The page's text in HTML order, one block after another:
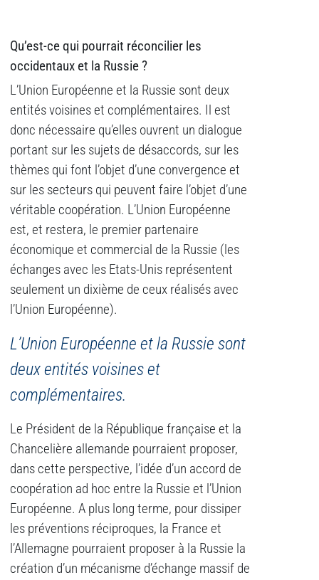
Qu’est-ce qui pourrait réconcilier les
occidentaux et la Russie ?
L’Union Européenne et la Russie sont deux
entités voisines et complémentaires. Il est
donc nécessaire qu’elles ouvrent un dialogue
portant sur les sujets de désaccords, sur les
thèmes qui font l’objet d’une convergence et
sur les secteurs qui peuvent faire l’objet d’une
véritable coopération. L’Union Européenne
est, et restera, le premier partenaire
économique et commercial de la Russie (les
échanges avec les Etats-Unis représentent
seulement un dixième de ceux réalisés avec
l’Union Européenne).
L’Union Européenne et la Russie sont
deux entités voisines et
complémentaires.
Le Président de la République française et la
Chancelière allemande pourraient proposer,
dans cette perspective, l’idée d’un accord de
coopération ad hoc entre la Russie et l’Union
Européenne. A plus long terme, pour dissiper
les préventions réciproques, la France et
l’Allemagne pourraient proposer à la Russie la
création d’un mécanisme d’échange massif de